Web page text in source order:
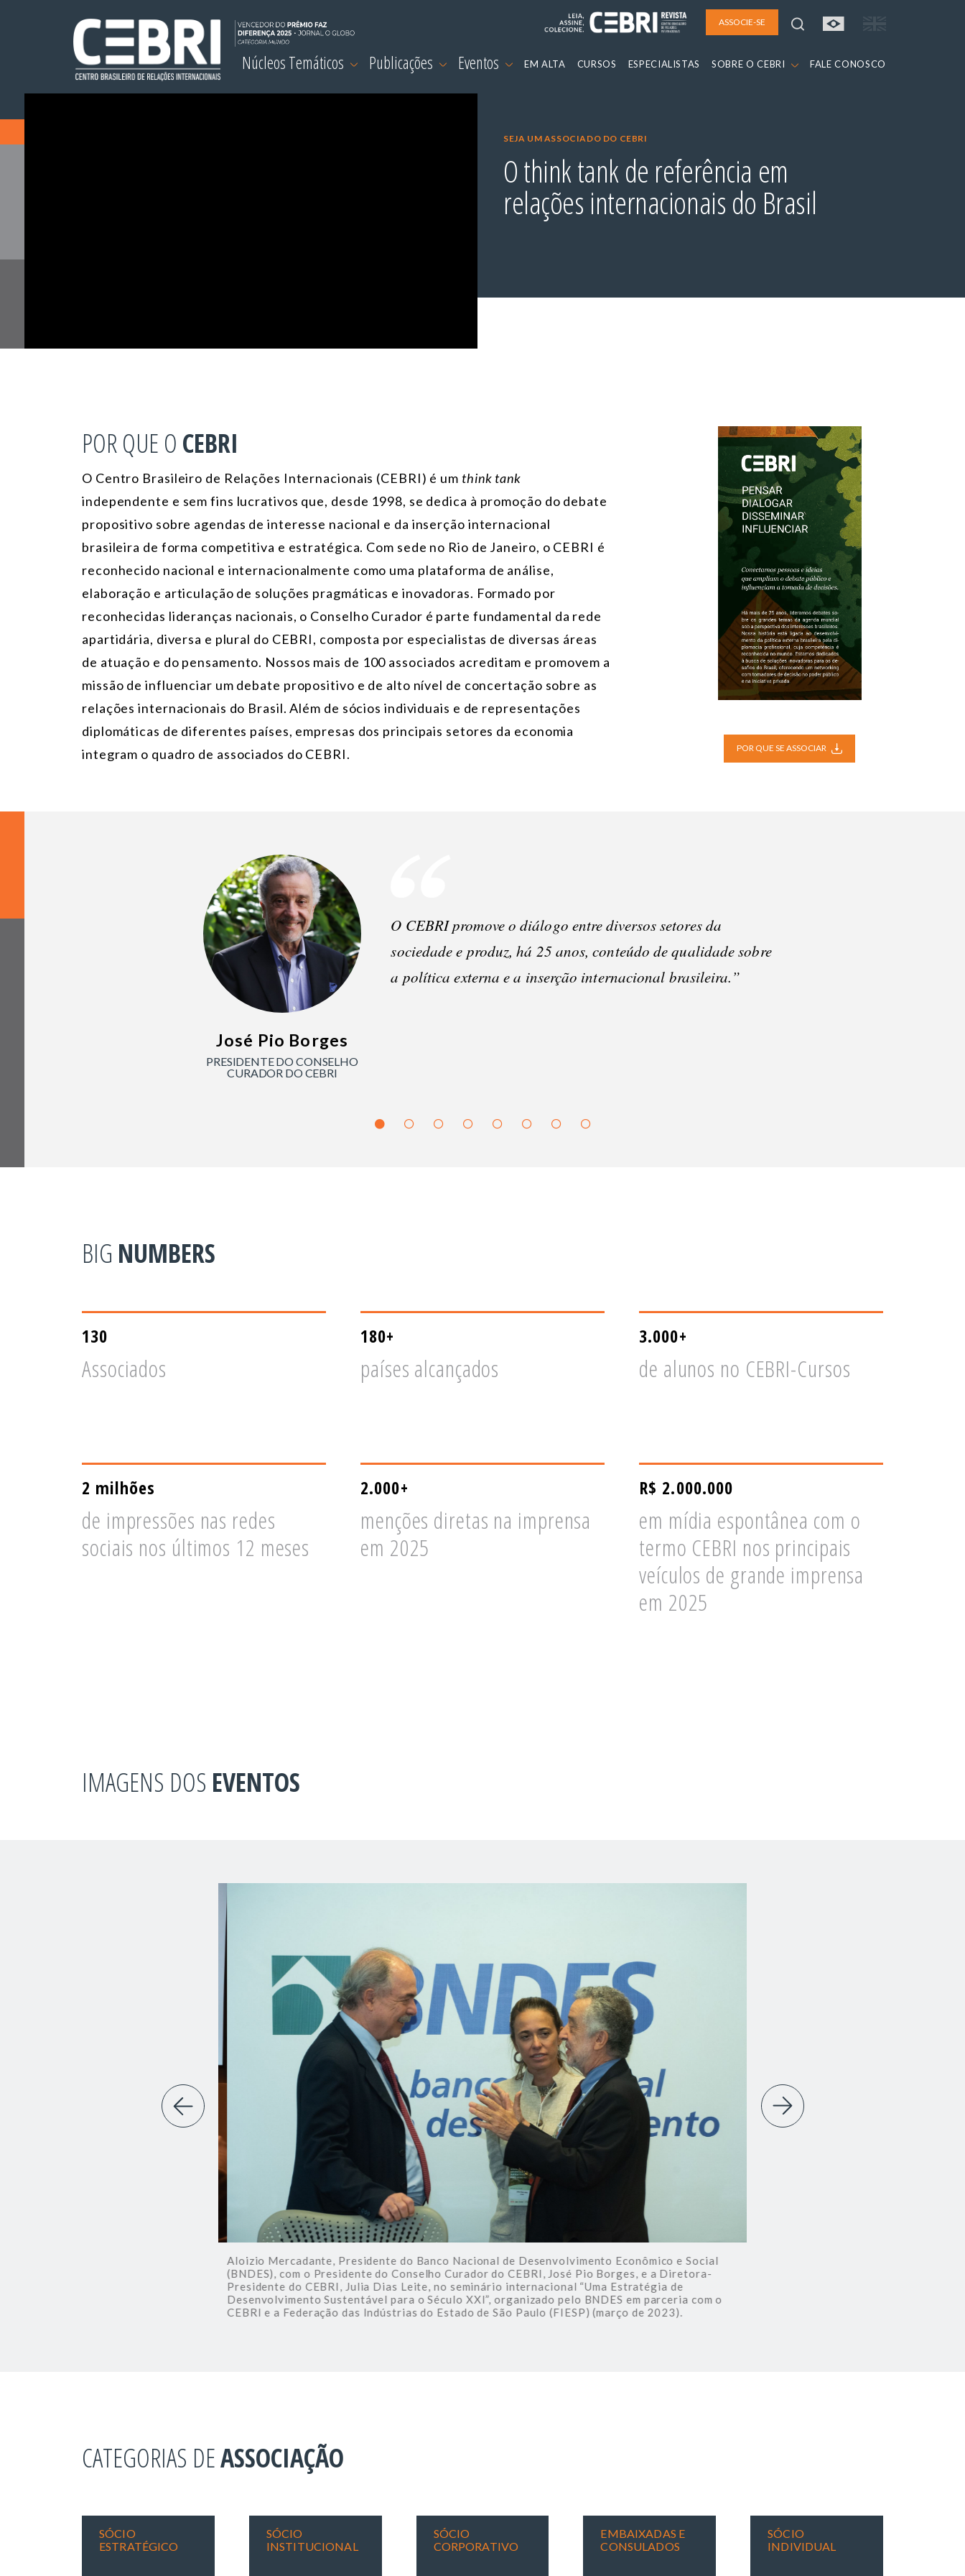
ASSOCIE-SE
Núcleos Temáticos Publicações Eventos EM ALTA CURSOS ESPECIALISTAS SOBRE O CEBRI FALE CONOSCO
SEJA UM ASSOCIADO DO CEBRI
O think tank de referência em
relações internacionais do Brasil
POR QUE O CEBRI
O Centro Brasileiro de Relações Internacionais (CEBRI) é um think tank
independente e sem fins lucrativos que, desde 1998, se dedica à promoção do debate
propositivo sobre agendas de interesse nacional e da inserção internacional
brasileira de forma competitiva e estratégica. Com sede no Rio de Janeiro, o CEBRI é
reconhecido nacional e internacionalmente como uma plataforma de análise,
elaboração e articulação de soluções pragmáticas e inovadoras. Formado por
reconhecidas lideranças nacionais, o Conselho Curador é parte fundamental da rede
apartidária, diversa e plural do CEBRI, composta por especialistas de diversas áreas
de atuação e do pensamento. Nossos mais de 100 associados acreditam e promovem a
missão de influenciar um debate propositivo e de alto nível de concertação sobre as
relações internacionais do Brasil. Além de sócios individuais e de representações
diplomáticas de diferentes países, empresas dos principais setores da economia
integram o quadro de associados do CEBRI.
POR QUE SE ASSOCIAR
José Pio Borges
PRESIDENTE DO CONSELHO
CURADOR DO CEBRI
O CEBRI promove o diálogo entre diversos setores da
sociedade e produz, há 25 anos, conteúdo de qualidade sobre
a política externa e a inserção internacional brasileira.”
BIG NUMBERS
130
Associados
180+
países alcançados
3.000+
de alunos no CEBRI-Cursos
2 milhões
de impressões nas redes
sociais nos últimos 12 meses
2.000+
menções diretas na imprensa
em 2025
R$ 2.000.000
em mídia espontânea com o
termo CEBRI nos principais
veículos de grande imprensa
em 2025
IMAGENS DOS EVENTOS
Aloizio Mercadante, Presidente do Banco Nacional de Desenvolvimento Econômico e Social
(BNDES), com o Presidente do Conselho Curador do CEBRI, José Pio Borges, e a Diretora-
Presidente do CEBRI, Julia Dias Leite, no seminário internacional “Uma Estratégia de
Desenvolvimento Sustentável para o Século XXI”, organizado pelo BNDES em parceria com o
CEBRI e a Federação das Indústrias do Estado de São Paulo (FIESP) (março de 2023).
CATEGORIAS DEASSOCIAÇÃO
SÓCIO
ESTRATÉGICO
SÓCIO
INSTITUCIONAL
SÓCIO
CORPORATIVO
EMBAIXADAS E
CONSULADOS
SÓCIO
INDIVIDUAL